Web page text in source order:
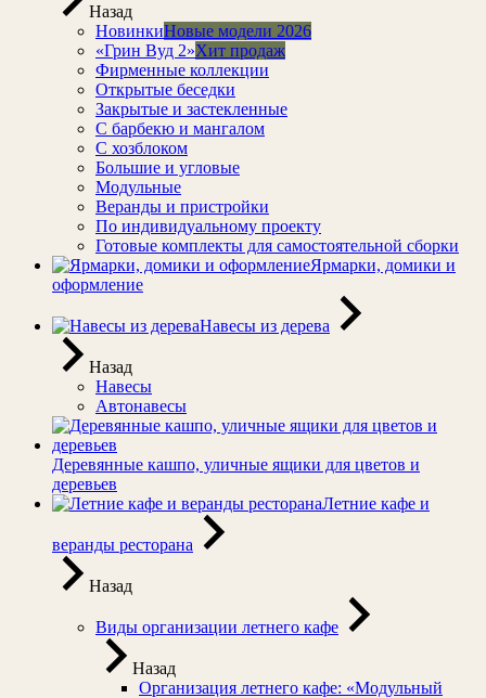
Назад
НовинкиНовые модели 2026
«Грин Вуд 2»Хит продаж
Фирменные коллекции
Открытые беседки
Закрытые и застекленные
С барбекю и мангалом
С хозблоком
Большие и угловые
Модульные
Веранды и пристройки
По индивидуальному проекту
Готовые комплекты для самостоятельной сборки
Ярмарки, домики и
оформление
Навесы из дерева
Назад
Навесы
Автонавесы
Деревянные кашпо, уличные ящики для цветов и
деревьев
Летние кафе и
веранды ресторана
Назад
Виды организации летнего кафе
Назад
Организация летнего кафе: «Модульный